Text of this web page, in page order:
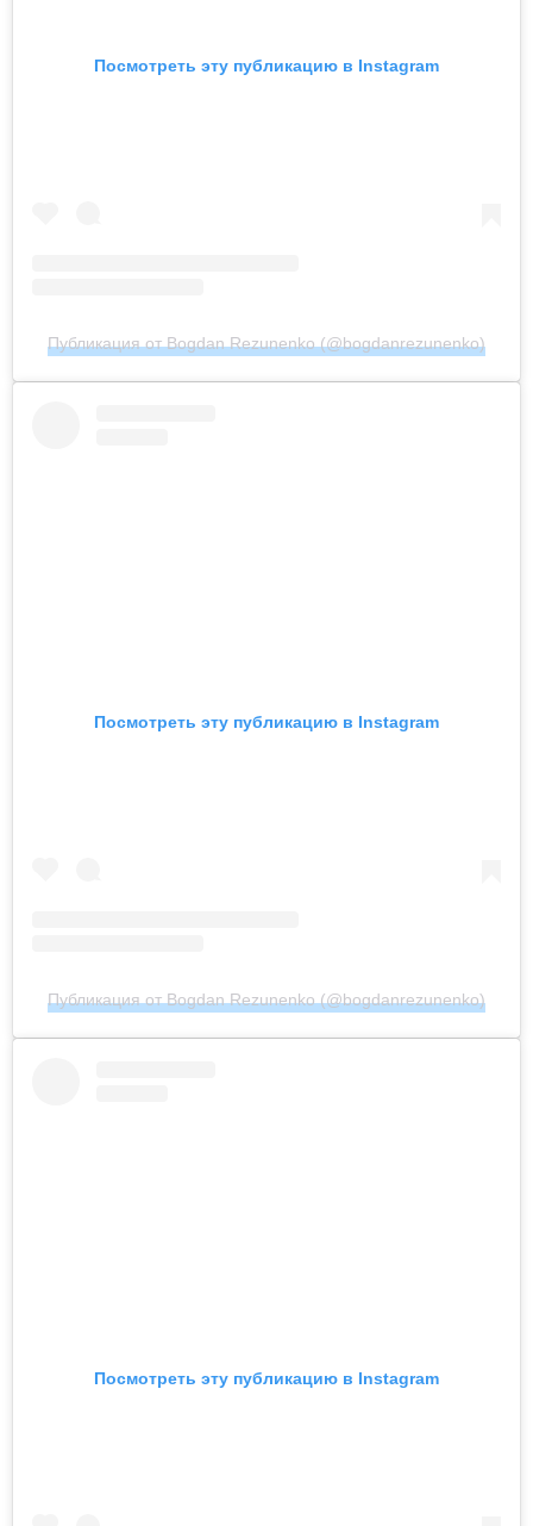
Посмотреть эту публикацию в Instagram
Публикация от Bogdan Rezunenko (@bogdanrezunenko)
Посмотреть эту публикацию в Instagram
Публикация от Bogdan Rezunenko (@bogdanrezunenko)
Посмотреть эту публикацию в Instagram